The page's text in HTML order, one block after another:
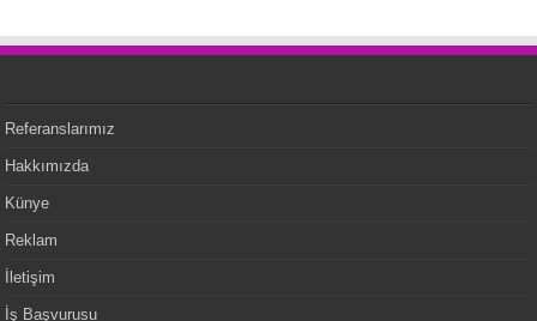
Referanslarımız
Hakkımızda
Künye
Reklam
İletişim
İş Başvurusu